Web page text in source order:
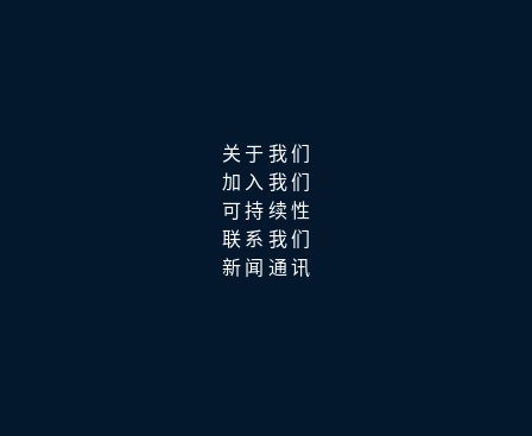
关于我们
加入我们
可持续性
联系我们
新闻通讯